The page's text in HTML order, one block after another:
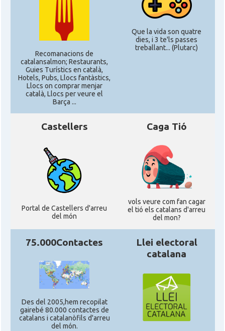
Recomanacions de
catalansalmon; Restaurants,
Guies Turístics en català,
Hotels, Pubs, Llocs fantàstics,
Llocs on comprar menjar
català, Llocs per veure el
Barça ...
Que la vida son quatre
dies, i 3 te'ls passes
treballant... (Plutarc)
Castellers
Portal de Castellers d'arreu
del món
Caga Tió
vols veure com fan cagar
el tió els catalans d'arreu
del mon?
75.000Contactes
Des del 2005,hem recopilat
gairebé 80.000 contactes de
catalans i catalanòfils d'arreu
del món.
Llei electoral
catalana